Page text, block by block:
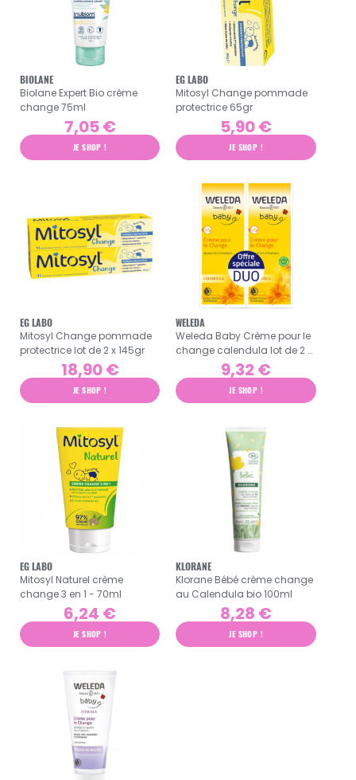
BIOLANE
Biolane Expert Bio crème
change 75ml
7,05 €
JE SHOP !
EG LABO
Mitosyl Change pommade
protectrice 65gr
5,90 €
JE SHOP !
EG LABO
Mitosyl Change pommade
protectrice lot de 2 x 145gr
18,90 €
JE SHOP !
WELEDA
Weleda Baby Crème pour le
change calendula lot de 2 x
9,32 €
JE SHOP !
EG LABO
Mitosyl Naturel crème
change 3 en 1 - 70ml
6,24 €
JE SHOP !
KLORANE
Klorane Bébé crème change
au Calendula bio 100ml
8,28 €
JE SHOP !